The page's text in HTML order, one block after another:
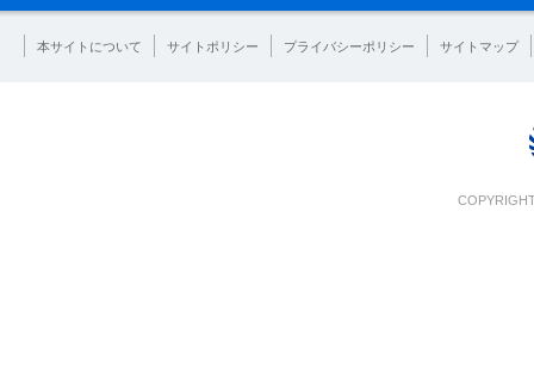
本サイトについて サイトポリシー プライバシーポリシー サイトマップ